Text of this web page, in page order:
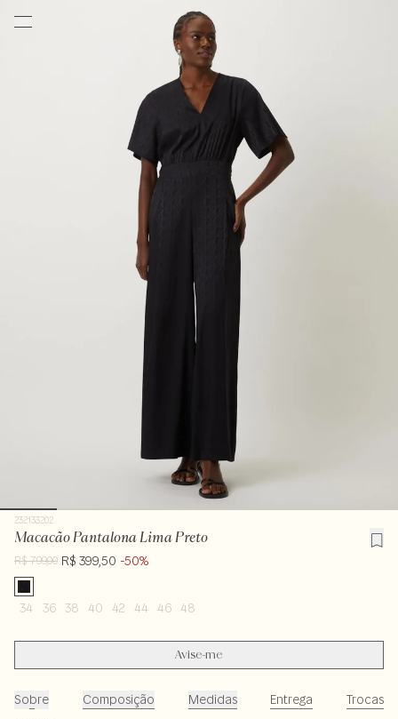
232133202
Macacão Pantalona Lima Preto
R$ 799,00 R$ 399,50 -50%
34 36 38 40 42 44 46 48
Avise-me
Sobre Composição Medidas Entrega Trocas